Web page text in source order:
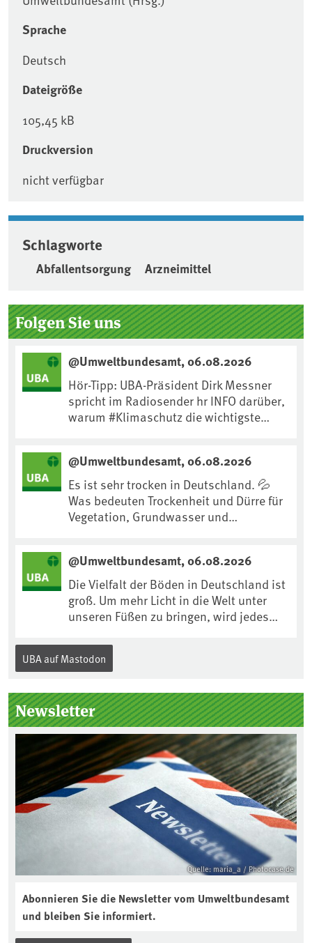
Sprache
Deutsch
Dateigröße
105,45 kB
Druckversion
nicht verfügbar
Schlagworte
Abfallentsorgung Arzneimittel
Seitenleiste
Folgen Sie uns
@Umweltbundesamt, 06.08.2026
Hör-Tipp: UBA-Präsident Dirk Messner
spricht im Radiosender hr INFO darüber,
warum #Klimaschutz die wichtigste
https://www.ardsounds.de/episode/urn
:ard:episode:0e7cf1c4b819c26d/
@Umweltbundesamt, 06.08.2026
Es ist sehr trocken in Deutschland. 💦
Was bedeuten Trockenheit und Dürre für
Vegetation, Grundwasser und
anpassen?🤔Antworten auf diese und
weitere Fragen auf unserer Webseite:
www.uba.de/trockenheit #Trockenheit
#Klimawandel
@Umweltbundesamt, 06.08.2026
Die Vielfalt der Böden in Deutschland ist
groß. Um mehr Licht in die Welt unter
unseren Füßen zu bringen, wird jedes
Internationalen Tag des Bodens, der
„Boden des Jahres“ vorgestellt. Das UBA
Kuratorium, wie wird der Boden des
Jahres ausgewählt und was passiert
eigentlich während eines solchen
Bodenjahres? Infos dazu gibt es im
aktuellen Podcast „Soilcast“. Jetzt
reinhören:
https://soilcast.de/interview/sc202-
interview-die-kuer-der-krume/
UBA auf Mastodon
Newsletter
Quelle: maria_a / Photocase.de
Abonnieren Sie die Newsletter vom Umweltbundesamt
und bleiben Sie informiert.